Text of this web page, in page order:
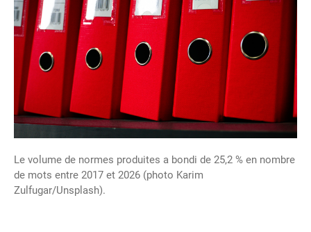
Le volume de normes produites a bondi de 25,2 % en nombre
de mots entre 2017 et 2026 (photo Karim
Zulfugar/Unsplash).